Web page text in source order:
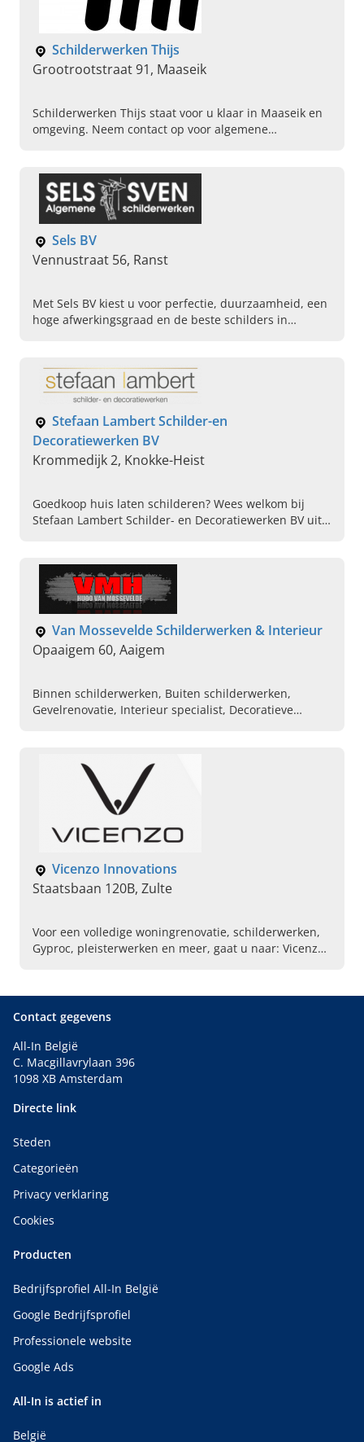
Schilderwerken Thijs
Grootrootstraat 91, Maaseik
Schilderwerken Thijs staat voor u klaar in Maaseik en
omgeving. Neem contact op voor algemene
Sels BV
Vennustraat 56, Ranst
Met Sels BV kiest u voor perfectie, duurzaamheid, een
hoge afwerkingsgraad en de beste schilders in
Stefaan Lambert Schilder-en
Decoratiewerken BV
Krommedijk 2, Knokke-Heist
Goedkoop huis laten schilderen? Wees welkom bij
Stefaan Lambert Schilder- en Decoratiewerken BV uit
Van Mossevelde Schilderwerken & Interieur
Opaaigem 60, Aaigem
Binnen schilderwerken, Buiten schilderwerken,
Gevelrenovatie, Interieur specialist, Decoratieve
Vicenzo Innovations
Staatsbaan 120B, Zulte
Voor een volledige woningrenovatie, schilderwerken,
Gyproc, pleisterwerken en meer, gaat u naar: Vicenzo
Contact gegevens
All-In België
C. Macgillavrylaan 396
1098 XB Amsterdam
Directe link
Steden
Categorieën
Privacy verklaring
Cookies
Producten
Bedrijfsprofiel All-In België
Google Bedrijfsprofiel
Professionele website
Google Ads
All-In is actief in
België